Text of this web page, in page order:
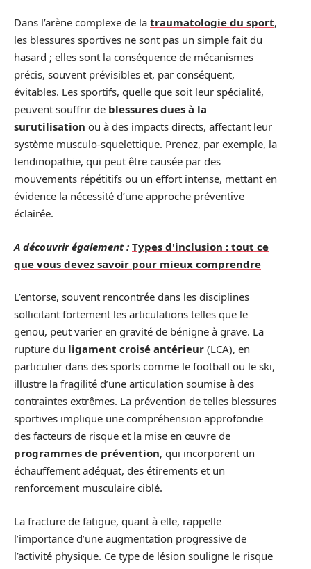
Dans l’arène complexe de la traumatologie du sport,
les blessures sportives ne sont pas un simple fait du
hasard ; elles sont la conséquence de mécanismes
précis, souvent prévisibles et, par conséquent,
évitables. Les sportifs, quelle que soit leur spécialité,
peuvent souffrir de blessures dues à la
surutilisation ou à des impacts directs, affectant leur
système musculo-squelettique. Prenez, par exemple, la
tendinopathie, qui peut être causée par des
mouvements répétitifs ou un effort intense, mettant en
évidence la nécessité d’une approche préventive
éclairée.
A découvrir également : Types d'inclusion : tout ce
que vous devez savoir pour mieux comprendre
L’entorse, souvent rencontrée dans les disciplines
sollicitant fortement les articulations telles que le
genou, peut varier en gravité de bénigne à grave. La
rupture du ligament croisé antérieur (LCA), en
particulier dans des sports comme le football ou le ski,
illustre la fragilité d’une articulation soumise à des
contraintes extrêmes. La prévention de telles blessures
sportives implique une compréhension approfondie
des facteurs de risque et la mise en œuvre de
programmes de prévention, qui incorporent un
échauffement adéquat, des étirements et un
renforcement musculaire ciblé.
La fracture de fatigue, quant à elle, rappelle
l’importance d’une augmentation progressive de
l’activité physique. Ce type de lésion souligne le risque